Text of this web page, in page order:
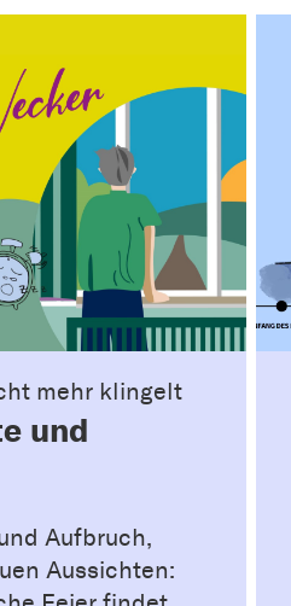
mehr klingelt
und
Aufbruch,
Aussichten: